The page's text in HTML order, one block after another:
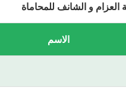
و الشانف للمحاماة
الاسم